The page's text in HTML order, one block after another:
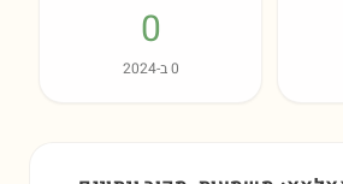
0
0ב-2024